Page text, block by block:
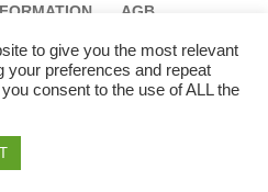
AGB
14:00 bis 17:00 Montag:
bis 15:00
to give you the most relevant
your preferences and repeat
consent to the use of ALL the